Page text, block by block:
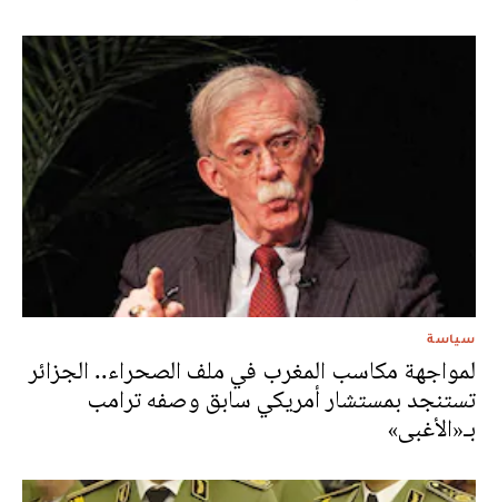
سياسة
لمواجهة مكاسب المغرب في ملف الصحراء.. الجزائر
تستنجد بمستشار أمريكي سابق وصفه ترامب
بـ«الأغبى»